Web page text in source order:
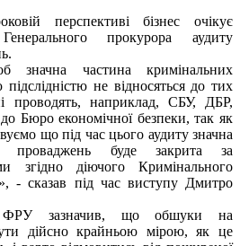
перспективі бізнес очікує
прокурора аудиту
значна частина кримінальних
не відносяться до тих
проводять, наприклад, СБУ, ДБР,
Бюро економічної безпеки, так як
що під час цього аудиту значна
проваджень буде закрита за
згідно діючого Кримінального
- сказав під час виступу Дмитро
зазначив, що обшуки на
дійсно крайньою мірою, як це